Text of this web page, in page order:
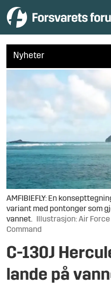
Nyheter
AMFIBIEFLY: En
variant med pontonger som
vannet.
Illustrasjon: Air
Command
C-130J
lande på